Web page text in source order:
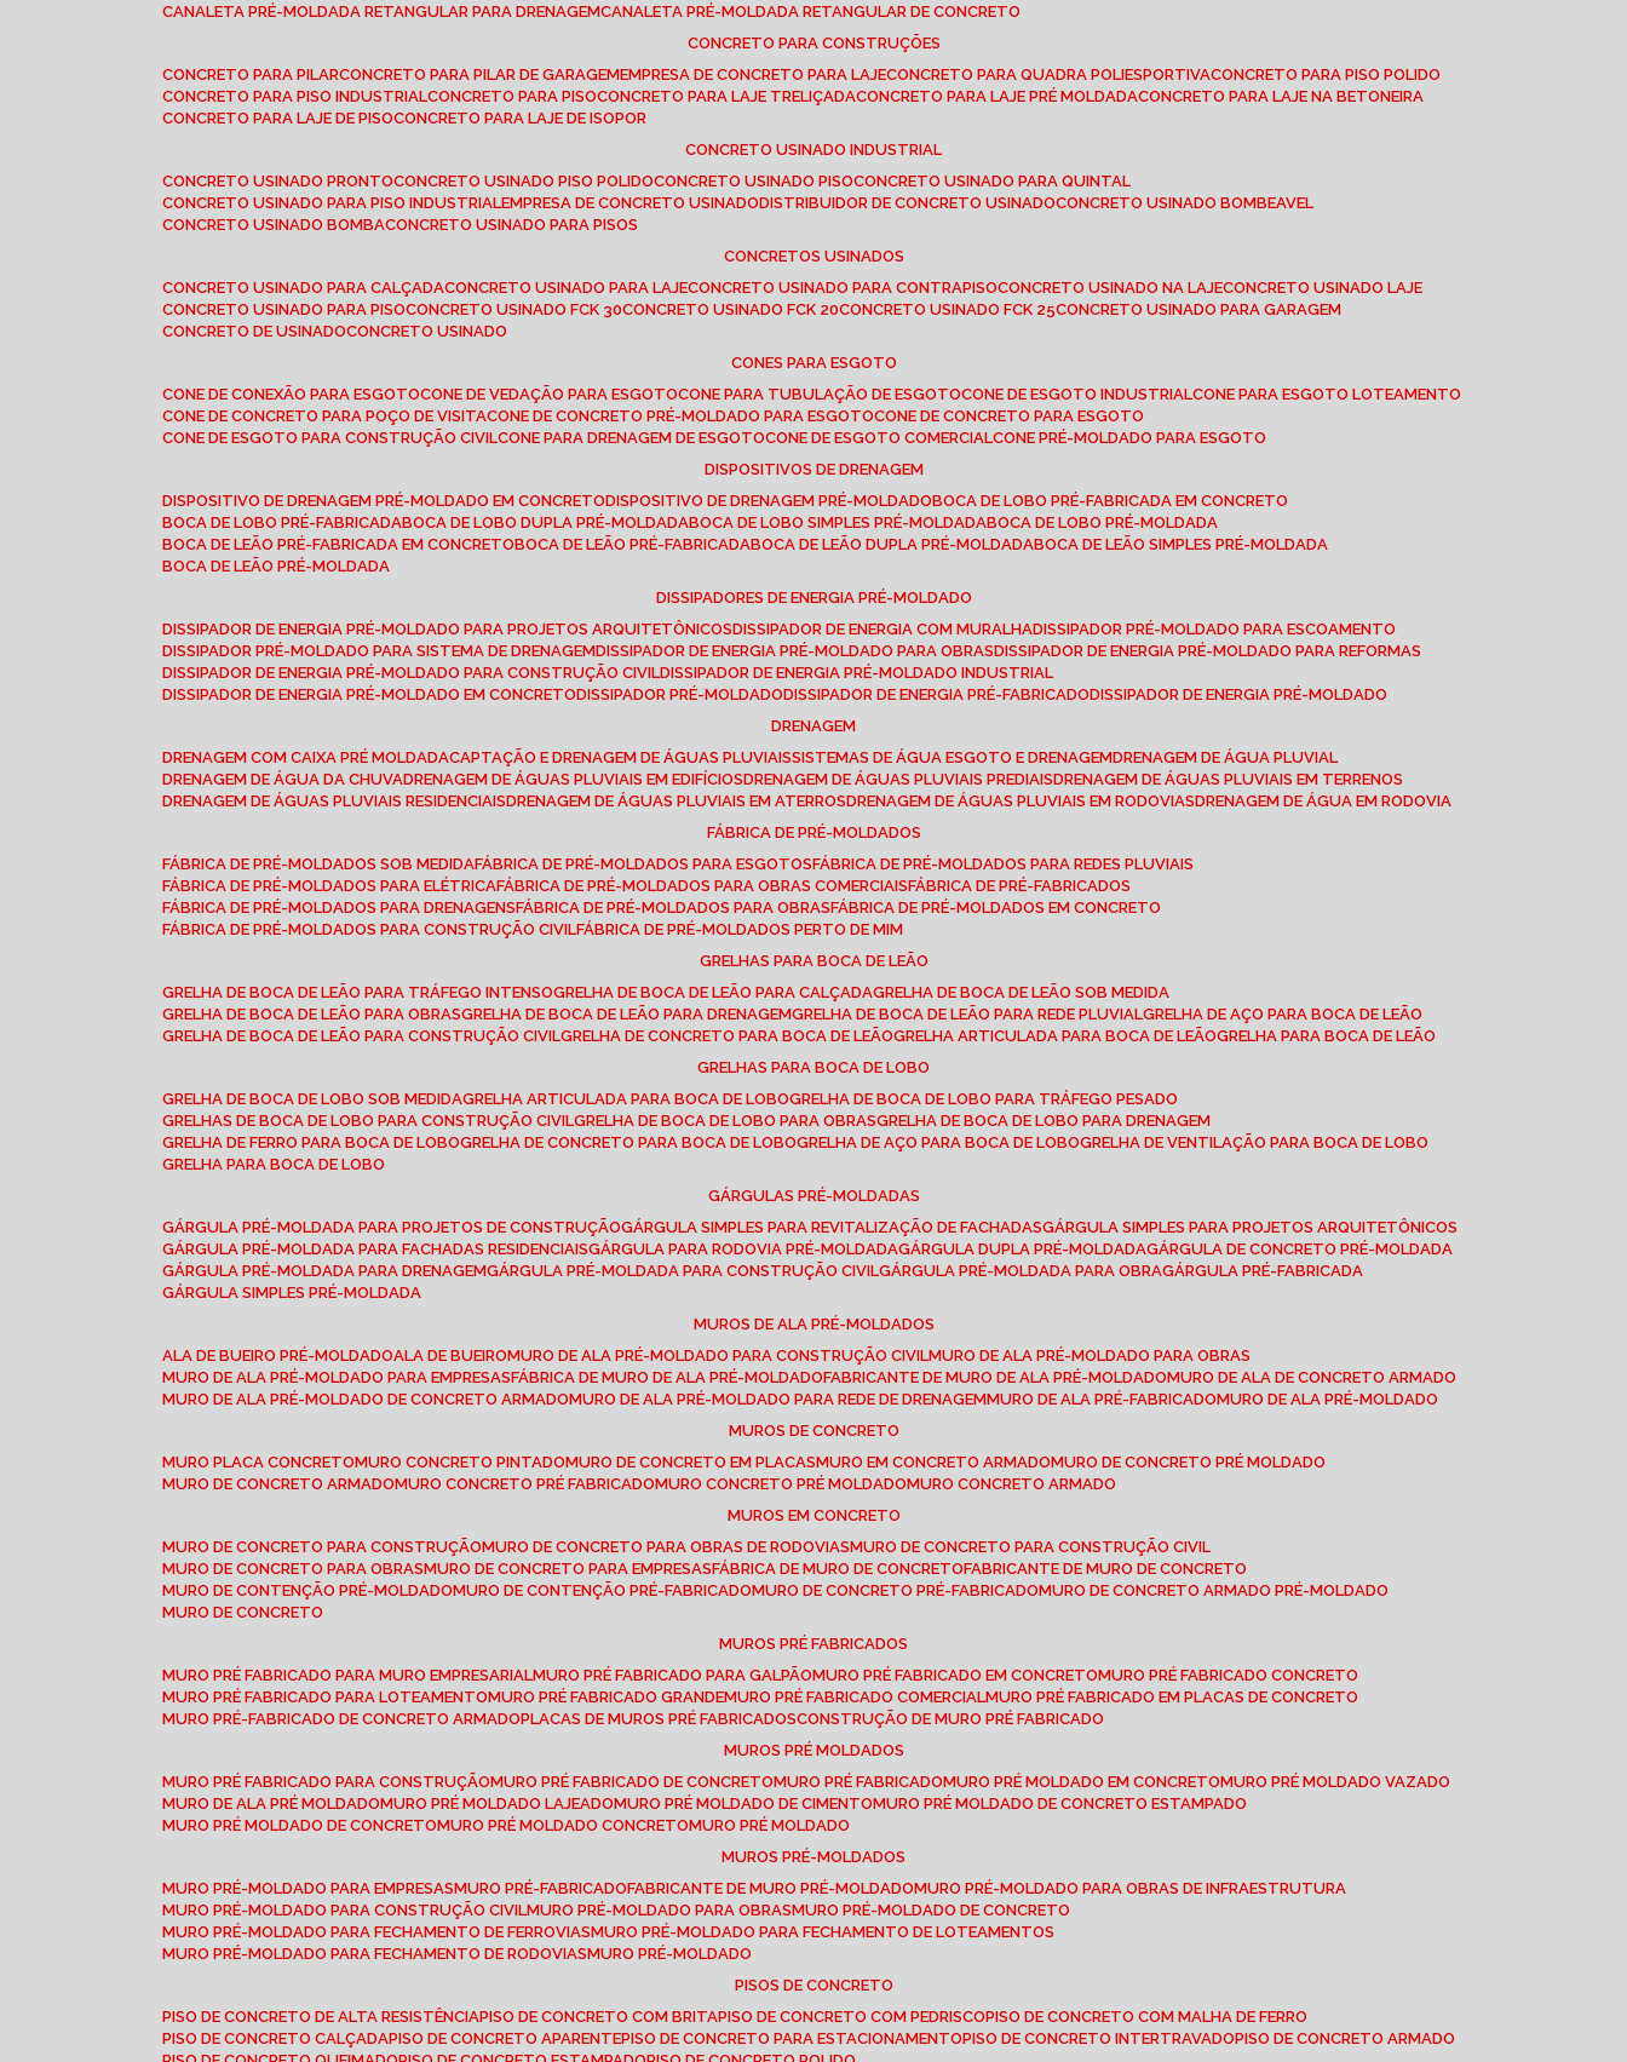
CANALETA PRÉ-MOLDADA RETANGULAR PARA DRENAGEM CANALETA PRÉ-MOLDADA RETANGULAR DE CONCRETO
CONCRETO PARA CONSTRUÇÕES
CONCRETO PARA PILAR CONCRETO PARA PILAR DE GARAGEM EMPRESA DE CONCRETO PARA LAJE CONCRETO PARA QUADRA POLIESPORTIVA CONCRETO PARA PISO POLIDO
CONCRETO PARA PISO INDUSTRIAL CONCRETO PARA PISO CONCRETO PARA LAJE TRELIÇADA CONCRETO PARA LAJE PRÉ MOLDADA CONCRETO PARA LAJE NA BETONEIRA
CONCRETO PARA LAJE DE PISO CONCRETO PARA LAJE DE ISOPOR
CONCRETO USINADO INDUSTRIAL
CONCRETO USINADO PRONTO CONCRETO USINADO PISO POLIDO CONCRETO USINADO PISO CONCRETO USINADO PARA QUINTAL
CONCRETO USINADO PARA PISO INDUSTRIAL EMPRESA DE CONCRETO USINADO DISTRIBUIDOR DE CONCRETO USINADO CONCRETO USINADO BOMBEAVEL
CONCRETO USINADO BOMBA CONCRETO USINADO PARA PISOS
CONCRETOS USINADOS
CONCRETO USINADO PARA CALÇADA CONCRETO USINADO PARA LAJE CONCRETO USINADO PARA CONTRAPISO CONCRETO USINADO NA LAJE CONCRETO USINADO LAJE
CONCRETO USINADO PARA PISO CONCRETO USINADO FCK 30 CONCRETO USINADO FCK 20 CONCRETO USINADO FCK 25 CONCRETO USINADO PARA GARAGEM
CONCRETO DE USINADO CONCRETO USINADO
CONES PARA ESGOTO
CONE DE CONEXÃO PARA ESGOTO CONE DE VEDAÇÃO PARA ESGOTO CONE PARA TUBULAÇÃO DE ESGOTO CONE DE ESGOTO INDUSTRIAL CONE PARA ESGOTO LOTEAMENTO
CONE DE CONCRETO PARA POÇO DE VISITA CONE DE CONCRETO PRÉ-MOLDADO PARA ESGOTO CONE DE CONCRETO PARA ESGOTO
CONE DE ESGOTO PARA CONSTRUÇÃO CIVIL CONE PARA DRENAGEM DE ESGOTO CONE DE ESGOTO COMERCIAL CONE PRÉ-MOLDADO PARA ESGOTO
DISPOSITIVOS DE DRENAGEM
DISPOSITIVO DE DRENAGEM PRÉ-MOLDADO EM CONCRETO DISPOSITIVO DE DRENAGEM PRÉ-MOLDADO BOCA DE LOBO PRÉ-FABRICADA EM CONCRETO
BOCA DE LOBO PRÉ-FABRICADA BOCA DE LOBO DUPLA PRÉ-MOLDADA BOCA DE LOBO SIMPLES PRÉ-MOLDADA BOCA DE LOBO PRÉ-MOLDADA
BOCA DE LEÃO PRÉ-FABRICADA EM CONCRETO BOCA DE LEÃO PRÉ-FABRICADA BOCA DE LEÃO DUPLA PRÉ-MOLDADA BOCA DE LEÃO SIMPLES PRÉ-MOLDADA
BOCA DE LEÃO PRÉ-MOLDADA
DISSIPADORES DE ENERGIA PRÉ-MOLDADO
DISSIPADOR DE ENERGIA PRÉ-MOLDADO PARA PROJETOS ARQUITETÔNICOS DISSIPADOR DE ENERGIA COM MURALHA DISSIPADOR PRÉ-MOLDADO PARA ESCOAMENTO
DISSIPADOR PRÉ-MOLDADO PARA SISTEMA DE DRENAGEM DISSIPADOR DE ENERGIA PRÉ-MOLDADO PARA OBRAS DISSIPADOR DE ENERGIA PRÉ-MOLDADO PARA REFORMAS
DISSIPADOR DE ENERGIA PRÉ-MOLDADO PARA CONSTRUÇÃO CIVIL DISSIPADOR DE ENERGIA PRÉ-MOLDADO INDUSTRIAL
DISSIPADOR DE ENERGIA PRÉ-MOLDADO EM CONCRETO DISSIPADOR PRÉ-MOLDADO DISSIPADOR DE ENERGIA PRÉ-FABRICADO DISSIPADOR DE ENERGIA PRÉ-MOLDADO
DRENAGEM
DRENAGEM COM CAIXA PRÉ MOLDADA CAPTAÇÃO E DRENAGEM DE ÁGUAS PLUVIAIS SISTEMAS DE ÁGUA ESGOTO E DRENAGEM DRENAGEM DE ÁGUA PLUVIAL
DRENAGEM DE ÁGUA DA CHUVA DRENAGEM DE ÁGUAS PLUVIAIS EM EDIFÍCIOS DRENAGEM DE ÁGUAS PLUVIAIS PREDIAIS DRENAGEM DE ÁGUAS PLUVIAIS EM TERRENOS
DRENAGEM DE ÁGUAS PLUVIAIS RESIDENCIAIS DRENAGEM DE ÁGUAS PLUVIAIS EM ATERROS DRENAGEM DE ÁGUAS PLUVIAIS EM RODOVIAS DRENAGEM DE ÁGUA EM RODOVIA
FÁBRICA DE PRÉ-MOLDADOS
FÁBRICA DE PRÉ-MOLDADOS SOB MEDIDA FÁBRICA DE PRÉ-MOLDADOS PARA ESGOTOS FÁBRICA DE PRÉ-MOLDADOS PARA REDES PLUVIAIS
FÁBRICA DE PRÉ-MOLDADOS PARA ELÉTRICA FÁBRICA DE PRÉ-MOLDADOS PARA OBRAS COMERCIAIS FÁBRICA DE PRÉ-FABRICADOS
FÁBRICA DE PRÉ-MOLDADOS PARA DRENAGENS FÁBRICA DE PRÉ-MOLDADOS PARA OBRAS FÁBRICA DE PRÉ-MOLDADOS EM CONCRETO
FÁBRICA DE PRÉ-MOLDADOS PARA CONSTRUÇÃO CIVIL FÁBRICA DE PRÉ-MOLDADOS PERTO DE MIM
GRELHAS PARA BOCA DE LEÃO
GRELHA DE BOCA DE LEÃO PARA TRÁFEGO INTENSO
GRELHA DE BOCA DE LEÃO PARA CALÇADA
GRELHA DE BOCA DE LEÃO SOB MEDIDA
GRELHA DE BOCA DE LEÃO PARA OBRAS
GRELHA DE BOCA DE LEÃO PARA DRENAGEM GRELHA DE BOCA DE LEÃO PARA REDE PLUVIAL
GRELHA DE AÇO PARA BOCA DE LEÃO
GRELHA DE BOCA DE LEÃO PARA CONSTRUÇÃO CIVIL
GRELHA DE CONCRETO PARA BOCA DE LEÃO GRELHA ARTICULADA PARA BOCA DE LEÃO
GRELHA PARA BOCA DE LEÃO
GRELHAS PARA BOCA DE LOBO
GRELHA DE BOCA DE LOBO SOB MEDIDA
GRELHA ARTICULADA PARA BOCA DE LOBO
GRELHA DE BOCA DE LOBO PARA TRÁFEGO PESADO
GRELHAS DE BOCA DE LOBO PARA CONSTRUÇÃO CIVIL
GRELHA DE BOCA DE LOBO PARA OBRAS
GRELHA DE BOCA DE LOBO PARA DRENAGEM
GRELHA DE FERRO PARA BOCA DE LOBO
GRELHA DE CONCRETO PARA BOCA DE LOBO GRELHA DE AÇO PARA BOCA DE LOBO
GRELHA DE VENTILAÇÃO PARA BOCA DE LOBO
GRELHA PARA BOCA DE LOBO
GÁRGULAS PRÉ-MOLDADAS
GÁRGULA PRÉ-MOLDADA PARA PROJETOS DE CONSTRUÇÃO
GÁRGULA SIMPLES PARA REVITALIZAÇÃO DE FACHADAS
GÁRGULA SIMPLES PARA PROJETOS ARQUITETÔNICOS
GÁRGULA PRÉ-MOLDADA PARA FACHADAS RESIDENCIAIS
GÁRGULA PARA RODOVIA PRÉ-MOLDADA GÁRGULA DUPLA PRÉ-MOLDADA
GÁRGULA DE CONCRETO PRÉ-MOLDADA
GÁRGULA PRÉ-MOLDADA PARA DRENAGEM
GÁRGULA PRÉ-MOLDADA PARA CONSTRUÇÃO CIVIL GÁRGULA PRÉ-MOLDADA PARA OBRA
GÁRGULA PRÉ-FABRICADA
GÁRGULA SIMPLES PRÉ-MOLDADA
MUROS DE ALA PRÉ-MOLDADOS
ALA DE BUEIRO PRÉ-MOLDADO ALA DE BUEIRO MURO DE ALA PRÉ-MOLDADO PARA CONSTRUÇÃO CIVIL
MURO DE ALA PRÉ-MOLDADO PARA OBRAS
MURO DE ALA PRÉ-MOLDADO PARA EMPRESAS FÁBRICA DE MURO DE ALA PRÉ-MOLDADO FABRICANTE DE MURO DE ALA PRÉ-MOLDADO
MURO DE ALA DE CONCRETO ARMADO
MURO DE ALA PRÉ-MOLDADO DE CONCRETO ARMADO
MURO DE ALA PRÉ-MOLDADO PARA REDE DE DRENAGEM MURO DE ALA PRÉ-FABRICADO
MURO DE ALA PRÉ-MOLDADO
MUROS DE CONCRETO
MURO PLACA CONCRETO
MURO CONCRETO PINTADO MURO DE CONCRETO EM PLACAS MURO EM CONCRETO ARMADO
MURO DE CONCRETO PRÉ MOLDADO
MURO DE CONCRETO ARMADO
MURO CONCRETO PRÉ FABRICADO MURO CONCRETO PRÉ MOLDADO
MURO CONCRETO ARMADO
MUROS EM CONCRETO
MURO DE CONCRETO PARA CONSTRUÇÃO
MURO DE CONCRETO PARA OBRAS DE RODOVIAS
MURO DE CONCRETO PARA CONSTRUÇÃO CIVIL
MURO DE CONCRETO PARA OBRAS
MURO DE CONCRETO PARA EMPRESAS FÁBRICA DE MURO DE CONCRETO FABRICANTE DE MURO DE CONCRETO
MURO DE CONTENÇÃO PRÉ-MOLDADO
MURO DE CONTENÇÃO PRÉ-FABRICADO MURO DE CONCRETO PRÉ-FABRICADO
MURO DE CONCRETO ARMADO PRÉ-MOLDADO
MURO DE CONCRETO
MUROS PRÉ FABRICADOS
MURO PRÉ FABRICADO PARA MURO EMPRESARIAL
MURO PRÉ FABRICADO PARA GALPÃO MURO PRÉ FABRICADO EM CONCRETO
MURO PRÉ FABRICADO CONCRETO
MURO PRÉ FABRICADO PARA LOTEAMENTO
MURO PRÉ FABRICADO GRANDE MURO PRÉ FABRICADO COMERCIAL
MURO PRÉ FABRICADO EM PLACAS DE CONCRETO
MURO PRÉ-FABRICADO DE CONCRETO ARMADO PLACAS DE MUROS PRÉ FABRICADOS CONSTRUÇÃO DE MURO PRÉ FABRICADO
MUROS PRÉ MOLDADOS
MURO PRÉ FABRICADO PARA CONSTRUÇÃO
MURO PRÉ FABRICADO DE CONCRETO MURO PRÉ FABRICADO MURO PRÉ MOLDADO EM CONCRETO
MURO PRÉ MOLDADO VAZADO
MURO DE ALA PRÉ MOLDADO
MURO PRÉ MOLDADO LAJEADO MURO PRÉ MOLDADO DE CIMENTO
MURO PRÉ MOLDADO DE CONCRETO ESTAMPADO
MURO PRÉ MOLDADO DE CONCRETO
MURO PRÉ MOLDADO CONCRETO
MURO PRÉ MOLDADO
MUROS PRÉ-MOLDADOS
MURO PRÉ-MOLDADO PARA EMPRESAS
MURO PRÉ-FABRICADO FABRICANTE DE MURO PRÉ-MOLDADO
MURO PRÉ-MOLDADO PARA OBRAS DE INFRAESTRUTURA
MURO PRÉ-MOLDADO PARA CONSTRUÇÃO CIVIL
MURO PRÉ-MOLDADO PARA OBRAS
MURO PRÉ-MOLDADO DE CONCRETO
MURO PRÉ-MOLDADO PARA FECHAMENTO DE FERROVIAS
MURO PRÉ-MOLDADO PARA FECHAMENTO DE LOTEAMENTOS
MURO PRÉ-MOLDADO PARA FECHAMENTO DE RODOVIAS
MURO PRÉ-MOLDADO
PISOS DE CONCRETO
PISO DE CONCRETO DE ALTA RESISTÊNCIA PISO DE CONCRETO COM BRITA PISO DE CONCRETO COM PEDRISCO PISO DE CONCRETO COM MALHA DE FERRO
PISO DE CONCRETO CALÇADA PISO DE CONCRETO APARENTE PISO DE CONCRETO PARA ESTACIONAMENTO PISO DE CONCRETO INTERTRAVADO PISO DE CONCRETO ARMADO